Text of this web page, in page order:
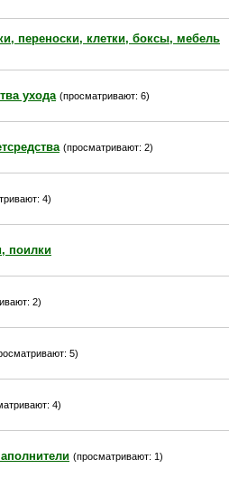
переноски, клетки, боксы, мебель
ухода (просматривают: 6)
(просматривают: 2)
4)
поилки
2)
5)
4)
(просматривают: 1)